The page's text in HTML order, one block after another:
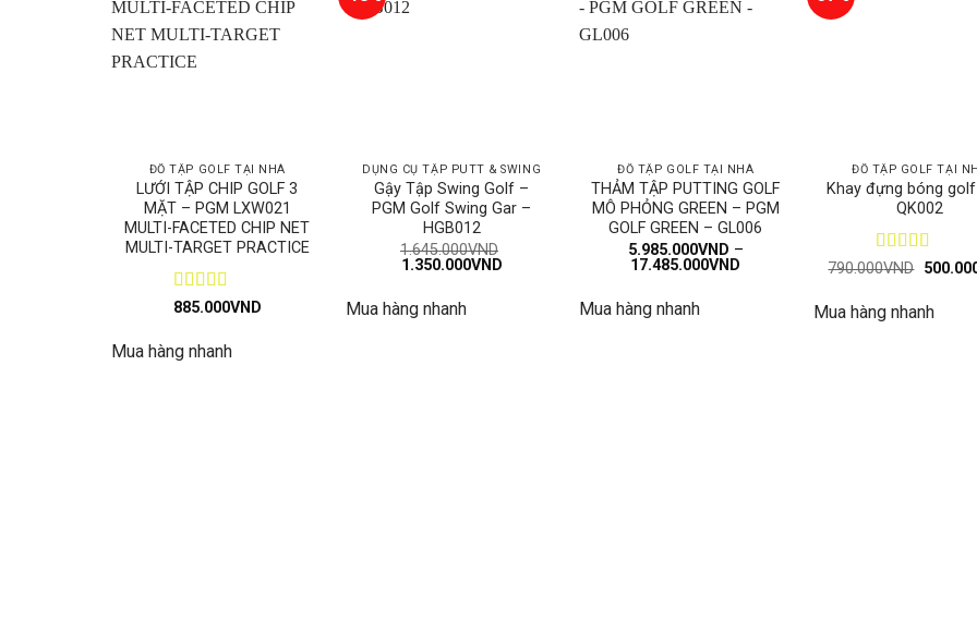
ĐỒ TẬP GOLF TẠI NHÀ
LƯỚI TẬP CHIP GOLF 3
MẶT – PGM LXW021
MULTI-FACETED CHIP NET
MULTI-TARGET PRACTICE
Được xếp
885.000VND
Mua hàng nhanh
DỤNG CỤ TẬP PUTT & SWING
Gậy Tập Swing Golf –
PGM Golf Swing Gar –
HGB012
1.645.000VND
Giá
1.645.000VND.
1.350.000VNDGiá
Mua hàng nhanh
ĐỒ TẬP GOLF TẠI NHÀ
THẢM TẬP PUTTING GOLF
MÔ PHỎNG GREEN – PGM
GOLF GREEN – GL006
5.985.000VND –
17.485.000VND
5.985.000VND
Mua hàng nhanh
ĐỒ TẬP GOLF TẠI
Khay đựng bóng golf
QK002
Được xếp
790.000VND Giá
Mua hàng nhanh